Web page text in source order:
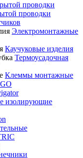
проводки
проводки
Электромонтажные
Каучуковые изделия
Термоусадочная
Клеммы монтажные
изолирующие